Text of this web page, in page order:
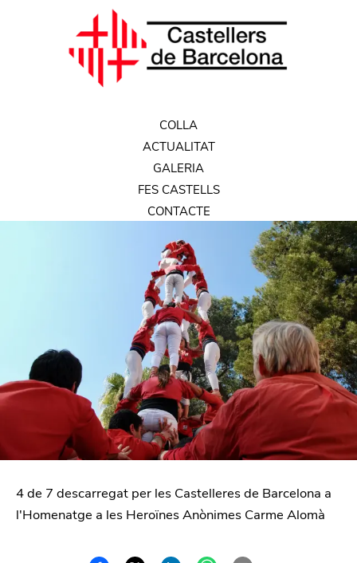
COLLA
ACTUALITAT
GALERIA
FES CASTELLS
CONTACTE
4 de 7 descarregat per les Castelleres de Barcelona a
l'Homenatge a les Heroïnes Anònimes Carme Alomà